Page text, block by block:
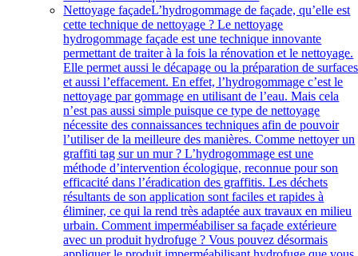
Nettoyage façadeL’hydrogommage de façade, qu’elle est
cette technique de nettoyage ? Le nettoyage
hydrogommage façade est une technique innovante
permettant de traiter à la fois la rénovation et le nettoyage.
Elle permet aussi le décapage ou la préparation de surfaces
et aussi l’effacement. En effet, l’hydrogommage c’est le
nettoyage par gommage en utilisant de l’eau. Mais cela
n’est pas aussi simple puisque ce type de nettoyage
nécessite des connaissances techniques afin de pouvoir
l’utiliser de la meilleure des manières. Comme nettoyer un
graffiti tag sur un mur ? L’hydrogommage est une
méthode d’intervention écologique, reconnue pour son
efficacité dans l’éradication des graffitis. Les déchets
résultants de son application sont faciles et rapides à
éliminer, ce qui la rend très adaptée aux travaux en milieu
urbain. Comment imperméabiliser sa façade extérieure
avec un produit hydrofuge ? Vous pouvez désormais